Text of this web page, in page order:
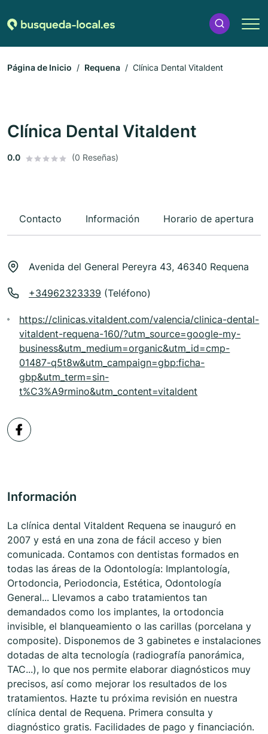
Página de Inicio Requena Clínica Dental Vitaldent
Clínica Dental Vitaldent
0.0 (0 Reseñas)
Contacto Información Horario de apertura
Avenida del General Pereyra 43, 46340 Requena
+34962323339 (Teléfono)
https://clinicas.vitaldent.com/valencia/clinica-dental-
vitaldent-requena-160/?utm_source=google-my-
business&utm_medium=organic&utm_id=cmp-
01487-q5t8w&utm_campaign=gbp:ficha-
gbp&utm_term=sin-
t%C3%A9rmino&utm_content=vitaldent
Información
La clínica dental Vitaldent Requena se inauguró en
2007 y está en una zona de fácil acceso y bien
comunicada. Contamos con dentistas formados en
todas las áreas de la Odontología: Implantología,
Ortodoncia, Periodoncia, Estética, Odontología
General... Llevamos a cabo tratamientos tan
demandados como los implantes, la ortodoncia
invisible, el blanqueamiento o las carillas (porcelana y
composite). Disponemos de 3 gabinetes e instalaciones
dotadas de alta tecnología (radiografía panorámica,
TAC...), lo que nos permite elaborar diagnósticos muy
precisos, así como mejorar los resultados de los
tratamientos. Hazte tu próxima revisión en nuestra
clínica dental de Requena. Primera consulta y
diagnóstico gratis. Facilidades de pago y financiación.